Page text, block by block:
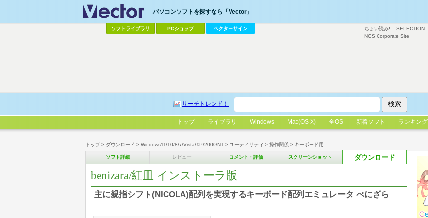
トップ> ダウンロード > Windows11/10/8/7/Vista/XP/2000/NT > ユーティリティ > 操作関係 > キーボード用
ソフト詳細 レビュー コメント・評価 スクリーンショット ダウンロード
benizara/紅皿 インストーラ版
主に親指シフト(NICOLA)配列を実現するキーボード配列エミュレータ べにざら
ちょい読み! SELECTION
NGS Corporate Site
パソコンソフトを探すなら「Vector」
ソフトライブラリ PCショップ ベクターサイン
サーチトレンド！
トップ ライブラリ Windows Mac(OS X) 全OS 新着ソフト ランキング